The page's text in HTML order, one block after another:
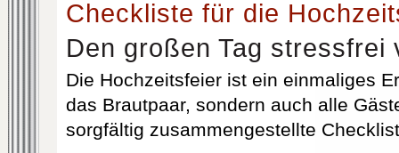
Checkliste für die
Den großen Tag stressfrei
Die Hochzeitsfeier ist ein einmaliges
das Brautpaar, sondern auch alle
sorgfältig zusammengestellte